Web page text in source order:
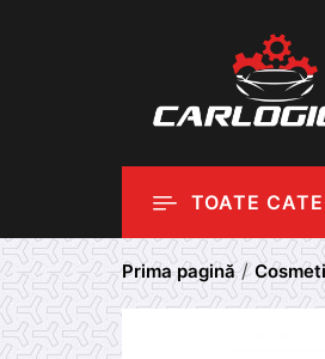
TOATE
Prima pagină/